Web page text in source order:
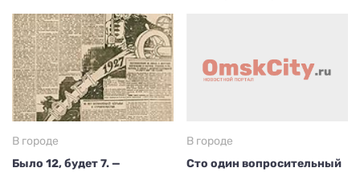
В городе
Было 12, будет 7. —
В городе
Сто один вопросительный